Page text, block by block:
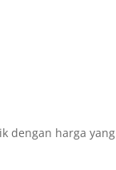
dengan harga yang